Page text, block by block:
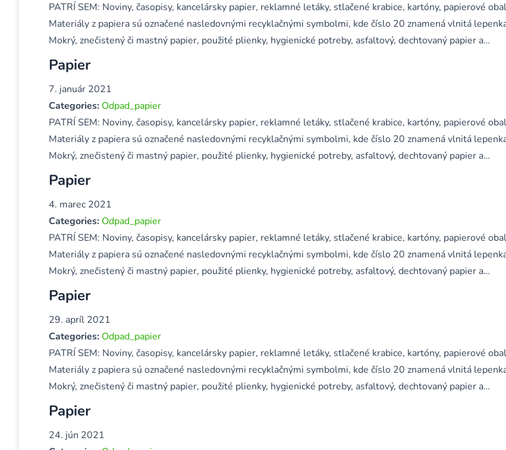
PATRÍ SEM: Noviny, časopisy, kancelársky papier, reklamné letáky, stlačené krabice, kartóny, papierové
Materiály z papiera sú označené nasledovnými recyklačnými symbolmi, kde číslo 20 znamená vlnitá
Mokrý, znečistený či mastný papier, použité plienky, hygienické potreby, asfaltový, dechtovaný papier a…
Papier
7. január 2021
Categories: Odpad_papier
PATRÍ SEM: Noviny, časopisy, kancelársky papier, reklamné letáky, stlačené krabice, kartóny, papierové
Materiály z papiera sú označené nasledovnými recyklačnými symbolmi, kde číslo 20 znamená vlnitá
Mokrý, znečistený či mastný papier, použité plienky, hygienické potreby, asfaltový, dechtovaný papier a…
Papier
4. marec 2021
Categories: Odpad_papier
PATRÍ SEM: Noviny, časopisy, kancelársky papier, reklamné letáky, stlačené krabice, kartóny, papierové
Materiály z papiera sú označené nasledovnými recyklačnými symbolmi, kde číslo 20 znamená vlnitá
Mokrý, znečistený či mastný papier, použité plienky, hygienické potreby, asfaltový, dechtovaný papier a…
Papier
29. apríl 2021
Categories: Odpad_papier
PATRÍ SEM: Noviny, časopisy, kancelársky papier, reklamné letáky, stlačené krabice, kartóny, papierové
Materiály z papiera sú označené nasledovnými recyklačnými symbolmi, kde číslo 20 znamená vlnitá
Mokrý, znečistený či mastný papier, použité plienky, hygienické potreby, asfaltový, dechtovaný papier a…
Papier
24. jún 2021